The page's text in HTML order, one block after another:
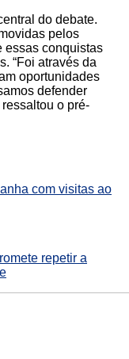
do debate.
pelos
essas conquistas
“Foi através da
oportunidades
defender
o pré-
com visitas ao
repetir a